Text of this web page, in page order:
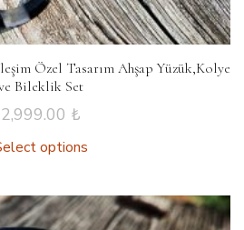
Özel Tasarım Ahşap Yüzük,Kolye
Bileklik Set
2,999.00 ₺
options